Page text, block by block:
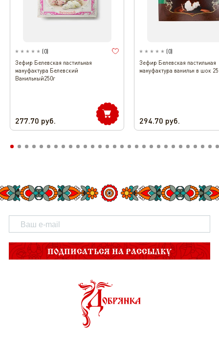
(0)
Зефир Белевская пастильная
мануфактура Белевский
Ванильный250г
277.70 руб.
(0)
Зефир Белевская пастильная
мануфактура ванильн в шок
294.70 руб.
ПОДПИСАТЬСЯ НА РАССЫЛКУ